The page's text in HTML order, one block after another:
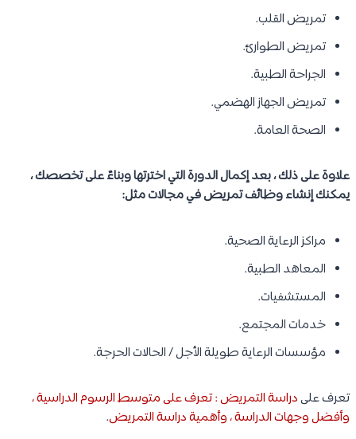
تمريض القلب.
تمريض الطوارئ.
الجراحة الطبية.
تمريض الجهاز الهضمي.
الصحة العامة.
علاوة على ذلك ، بعد إكمال الدورة التي اخترتها وبناءً على تخصصك ،
يمكنك إنشاء وظائف تمريض في مجالات مثل:
مراكز الرعاية الصحية.
المعاهد الطبية.
المستشفيات.
خدمات المجتمع.
مؤسسات الرعاية طويلة الأجل / الحالات الحرجة.
تعرف علىدراسة التمريض : تعرف على متوسط الرسوم الدراسية ،
وأفضل وجهات الدراسة ، وأهمية دراسة التمريض.